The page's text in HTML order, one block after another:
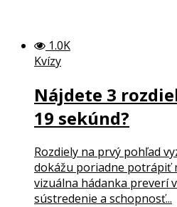
1.0K
Kvízy
Nájdete 3
19 sekúnd?
Rozdiely na prvý pohľad
dokážu poriadne potrápiť
vizuálna hádanka preverí
sústredenie a schopnosť...